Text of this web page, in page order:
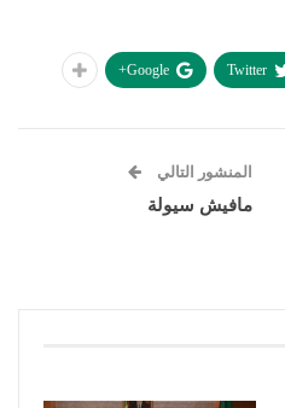
Twitter
Google+
المنشور التالي
مافيش سيولة